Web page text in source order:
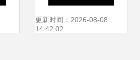
的日常
更新时间：2026-08-08
14:42:02